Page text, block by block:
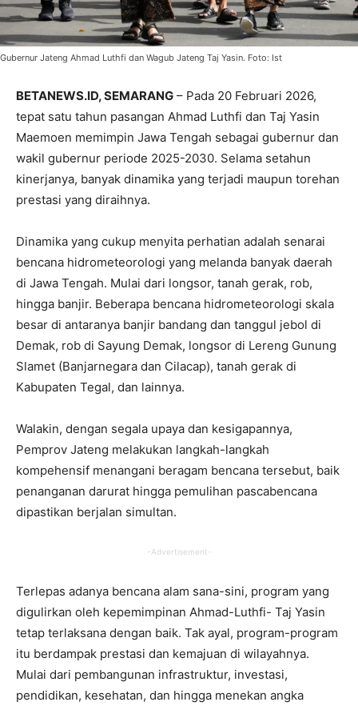
Gubernur Jateng Ahmad Luthfi dan Wagub Jateng Taj Yasin. Foto: Ist
BETANEWS.ID, SEMARANG – Pada 20 Februari 2026,
tepat satu tahun pasangan Ahmad Luthfi dan Taj Yasin
Maemoen memimpin Jawa Tengah sebagai gubernur dan
wakil gubernur periode 2025-2030. Selama setahun
kinerjanya, banyak dinamika yang terjadi maupun torehan
prestasi yang diraihnya.
Dinamika yang cukup menyita perhatian adalah senarai
bencana hidrometeorologi yang melanda banyak daerah
di Jawa Tengah. Mulai dari longsor, tanah gerak, rob,
hingga banjir. Beberapa bencana hidrometeorologi skala
besar di antaranya banjir bandang dan tanggul jebol di
Demak, rob di Sayung Demak, ⁠longsor di Lereng Gunung
Slamet (Banjarnegara dan Cilacap), tanah gerak di
Kabupaten Tegal, dan lainnya.
Walakin, dengan segala upaya dan kesigapannya,
Pemprov Jateng melakukan langkah-langkah
kompehensif menangani beragam bencana tersebut, baik
⁠penanganan darurat hingga pemulihan pascabencana
dipastikan berjalan simultan.
-Advertisement-
Terlepas adanya bencana alam sana-sini, program yang
digulirkan oleh kepemimpinan Ahmad-Luthfi- Taj Yasin
tetap terlaksana dengan baik. Tak ayal, program-program
itu berdampak prestasi dan kemajuan di wilayahnya.
Mulai dari pembangunan infrastruktur, investasi,
pendidikan, kesehatan, dan hingga menekan angka